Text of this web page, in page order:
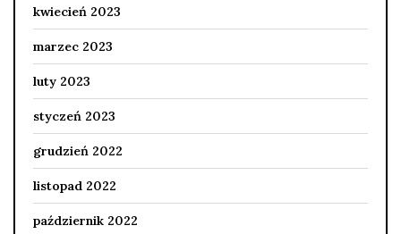
kwiecień 2023
marzec 2023
luty 2023
styczeń 2023
grudzień 2022
listopad 2022
październik 2022